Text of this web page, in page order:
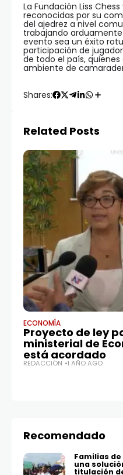
La Fundación Liss
reconocidas por su
del ajedrez a nivel
trabajando
evento sea un éxito
participación de
de todo el país,
ambiente de
Shares:
Related Posts
ECONOMÍA
Proyecto de ley
ministerial de
está acordado
REDACCIÓN 1 AÑO AGO
Recomendado
Familias
una
titulación